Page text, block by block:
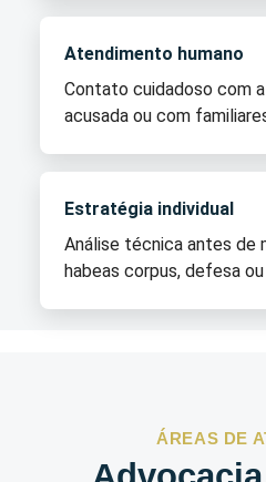
Atendimento humano
Contato cuidadoso com
acusada ou com
Estratégia individual
Análise técnica antes de
habeas corpus, defesa
ÁREAS DE